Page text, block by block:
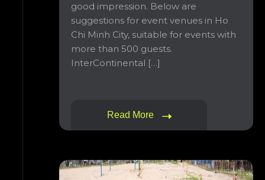
good impression. Below are
suggestions for event venues in Ho
Chi Minh City, suitable for events with
more than 500 guests.
InterContinental […]
Read More